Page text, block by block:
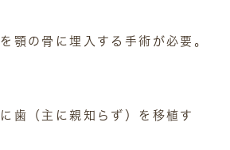
顎の骨に埋入する手術が必要。
歯（主に親知らず）を移植す